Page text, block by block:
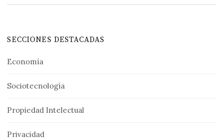
SECCIONES DESTACADAS
Economía
Sociotecnología
Propiedad Intelectual
Privacidad